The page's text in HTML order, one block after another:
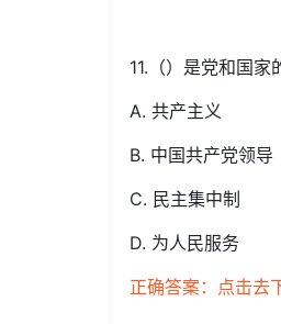
11.（）是党和国家
A. 共产主义
B. 中国共产党领导
C. 民主集中制
D. 为人民服务
正确答案：点击去